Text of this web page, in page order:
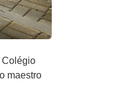
Colégio
maestro